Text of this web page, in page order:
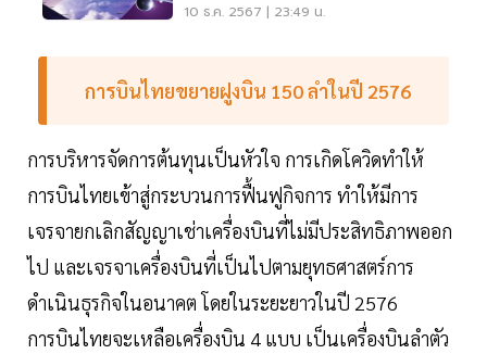
10 ธ.ค. 2567 | 23:49 น.
การบินไทยขยายฝูงบิน 150 ลำในปี 2576
การบริหารจัดการต้นทุนเป็นหัวใจ การเกิดโควิดทำให้
การบินไทยเข้าสู่กระบวนการฟื้นฟูกิจการ ทำให้มีการ
เจรจายกเลิกสัญญาเช่าเครื่องบินที่ไม่มีประสิทธิภาพออก
ไป และเจรจาเครื่องบินที่เป็นไปตามยุทธศาสตร์การ
ดำเนินธุรกิจในอนาคต โดยในระยะยาวในปี 2576
การบินไทยจะเหลือเครื่องบิน 4 แบบ เป็นเครื่องบินลำตัว